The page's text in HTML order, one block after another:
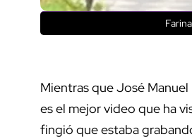
Mientras que José
es el mejor video que ha
fingió que estaba